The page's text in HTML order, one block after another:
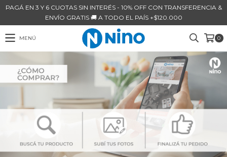
PAGÁ EN 3 Y 6 CUOTAS SIN INTERÉS - 10% OFF CON TRANSFERENCIA &
ENVÍO GRATIS 🚚 A TODO EL PAÍS +$120.000
MENÚ 0